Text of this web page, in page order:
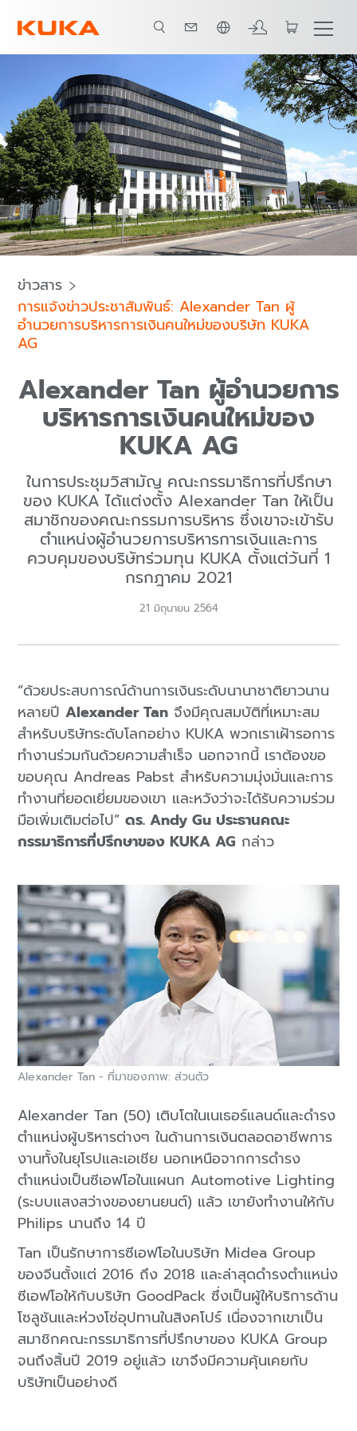
ภาษาไทย / Thai
ข่าวสาร
การแจ้งข่าวประชาสัมพันธ์: Alexander Tan ผู้
อำนวยการบริหารการเงินคนใหม่ของบริษัท KUKA
AG
Alexander Tan ผู้อำนวยการ
บริหารการเงินคนใหม่ของ
KUKA AG
ในการประชุมวิสามัญ คณะกรรมาธิการที่ปรึกษา
ของ KUKA ได้แต่งตั้ง Alexander Tan ให้เป็น
สมาชิกของคณะกรรมการบริหาร ซึ่งเขาจะเข้ารับ
ตำแหน่งผู้อำนวยการบริหารการเงินและการ
ควบคุมของบริษัทร่วมทุน KUKA ตั้งแต่วันที่ 1
กรกฎาคม 2021
21 มิถุนายน 2564
“ด้วยประสบการณ์ด้านการเงินระดับนานาชาติยาวนาน
หลายปีAlexander Tan จึงมีคุณสมบัติที่เหมาะสม
สำหรับบริษัทระดับโลกอย่าง KUKA พวกเราเฝ้ารอการ
ทำงานร่วมกันด้วยความสำเร็จ นอกจากนี้ เราต้องขอ
ขอบคุณ Andreas Pabst สำหรับความมุ่งมั่นและการ
ทำงานที่ยอดเยี่ยมของเขา และหวังว่าจะได้รับความร่วม
มือเพิ่มเติมต่อไป”ดร. Andy Gu ประธานคณะ
กรรมาธิการที่ปรึกษาของ KUKA AG กล่าว
Alexander Tan (50) เติบโตในเนเธอร์แลนด์และดำรง
ตำแหน่งผู้บริหารต่างๆ ในด้านการเงินตลอดอาชีพการ
งานทั้งในยุโรปและเอเชีย นอกเหนือจากการดำรง
ตำแหน่งเป็นซีเอฟโอในแผนก Automotive Lighting
(ระบบแสงสว่างของยานยนต์) แล้ว เขายังทำงานให้กับ
Philips นานถึง 14 ปี
Tan เป็นรักษาการซีเอฟโอในบริษัท Midea Group
ของจีนตั้งแต่ 2016 ถึง 2018 และล่าสุดดำรงตำแหน่ง
ซีเอฟโอให้กับบริษัท GoodPack ซึ่งเป็นผู้ให้บริการด้าน
โซลูชันและห่วงโซ่อุปทานในสิงคโปร์ เนื่องจากเขาเป็น
สมาชิกคณะกรรมาธิการที่ปรึกษาของ KUKA Group
จนถึงสิ้นปี 2019 อยู่แล้ว เขาจึงมีความคุ้นเคยกับ
บริษัทเป็นอย่างดี
Alexander Tan - ที่มาของภาพ: ส่วนตัว